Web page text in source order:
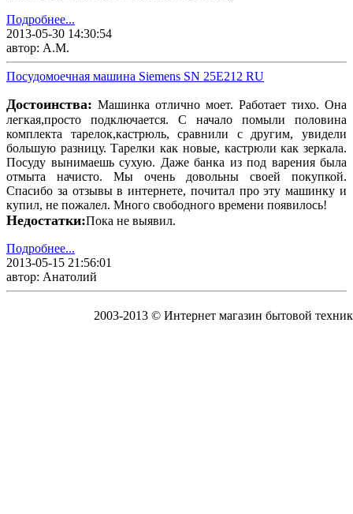
Подробнее...
2013-05-30 14:30:54
автор: А.М.
Посудомоечная машина Siemens SN 25E212 RU
Достоинства: Машинка отлично моет. Работает тихо. Она
легкая,просто подключается. С начало помыли половина
комплекта тарелок,кастрюль, сравнили с другим, увидели
большую разницу. Тарелки как новые, кастрюли как зеркала.
Посуду вынимаешь сухую. Даже банка из под варения была
отмыта начисто. Мы очень довольны своей покупкой.
Спасибо за отзывы в интернете, почитал про эту машинку и
купил, не пожалел. Много свободного времени появилось!
Недостатки:Пока не выявил.
Подробнее...
2013-05-15 21:56:01
автор: Анатолий
2003-2013 © Интернет магазин бытовой